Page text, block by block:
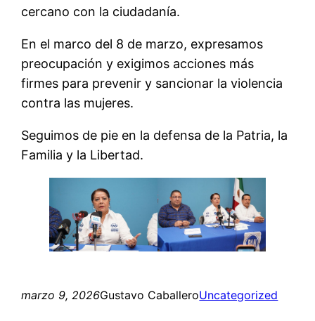
cercano con la ciudadanía.
En el marco del 8 de marzo, expresamos
preocupación y exigimos acciones más
firmes para prevenir y sancionar la violencia
contra las mujeres.
Seguimos de pie en la defensa de la Patria, la
Familia y la Libertad.
marzo 9, 2026Gustavo CaballeroUncategorized